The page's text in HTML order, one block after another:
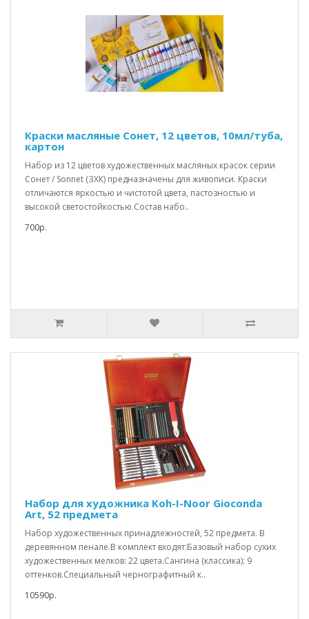
Краски масляные Сонет, 12 цветов, 10мл/туба,
картон
Набор из 12 цветов художественных масляных красок серии
Сонет / Sonnet (ЗХК) предназначены для живописи. Краски
отличаются яркостью и чистотой цвета, пастозностью и
высокой светостойкостью.Состав набо..
700р.
Набор для художника Koh-I-Noor Gioconda
Art, 52 предмета
Набор художественных принадлежностей, 52 предмета. В
деревянном пенале.В комплект входят:Базовый набор сухих
художественных мелков: 22 цвета.Сангина (классика): 9
оттенков.Специальный чернографитный к..
10590р.